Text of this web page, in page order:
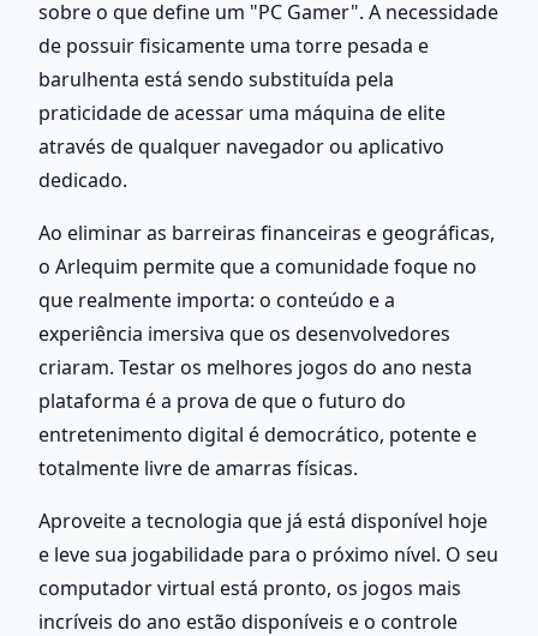
sobre o que define um "PC Gamer". A necessidade
de possuir fisicamente uma torre pesada e
barulhenta está sendo substituída pela
praticidade de acessar uma máquina de elite
através de qualquer navegador ou aplicativo
dedicado.
Ao eliminar as barreiras financeiras e geográficas,
o Arlequim permite que a comunidade foque no
que realmente importa: o conteúdo e a
experiência imersiva que os desenvolvedores
criaram. Testar os melhores jogos do ano nesta
plataforma é a prova de que o futuro do
entretenimento digital é democrático, potente e
totalmente livre de amarras físicas.
Aproveite a tecnologia que já está disponível hoje
e leve sua jogabilidade para o próximo nível. O seu
computador virtual está pronto, os jogos mais
incríveis do ano estão disponíveis e o controle